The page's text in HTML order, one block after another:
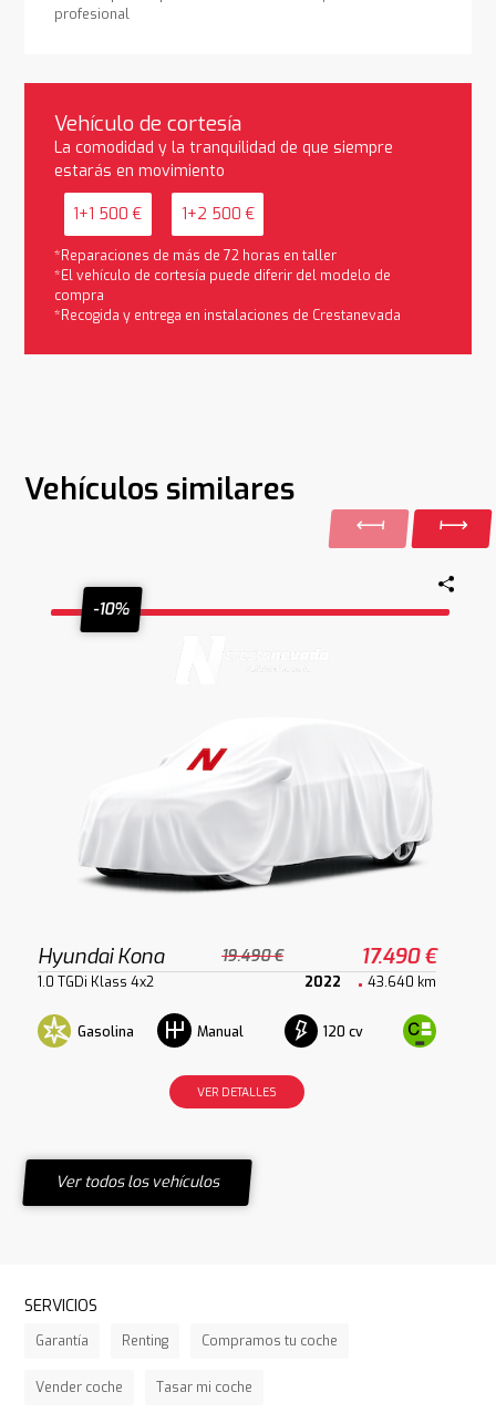
profesional
Vehículo de cortesía
La comodidad y la tranquilidad de que siempre
estarás en movimiento
1+1 500 € 1+2 500 €
*Reparaciones de más de 72 horas en taller
*El vehículo de cortesía puede diferir del modelo de
compra
*Recogida y entrega en instalaciones de Crestanevada
Vehículos similares
-10%
Hyundai Kona 19.490 € 17.490 €
1.0 TGDi Klass 4x2 2022 43.640 km
Gasolina Manual 120 cv
VER DETALLES
Ver todos los vehículos
SERVICIOS
Garantía Renting Compramos tu coche
Vender coche Tasar mi coche